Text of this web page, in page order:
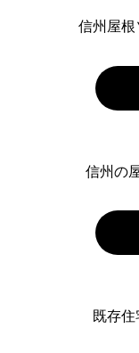
信州屋根
信州の
既存